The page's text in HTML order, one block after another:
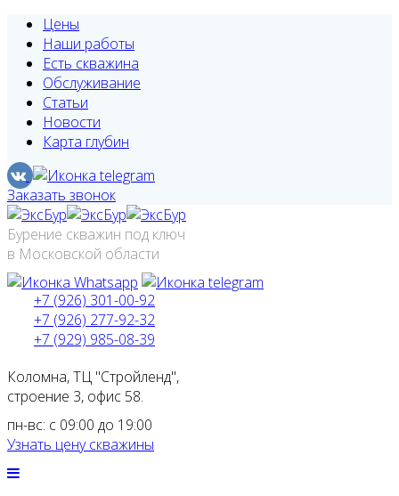
Цены
Наши работы
Есть скважина
Обслуживание
Статьи
Новости
Карта глубин
Заказать звонок
Бурение скважин под ключ
в Московской области
+7 (926) 301-00-92
+7 (926) 277-92-32
+7 (929) 985-08-39
Коломна, ТЦ "Стройленд",
строение 3, офис 58.
пн-вс: с 09:00 до 19:00
Узнать цену скважины